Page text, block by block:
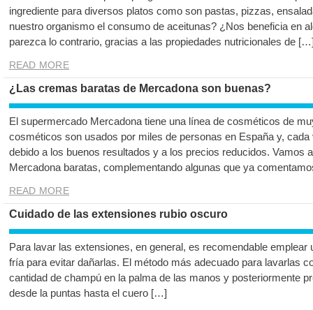
ingrediente para diversos platos como son pastas, pizzas,
nuestro organismo el consumo de aceitunas? ¿Nos beneficia en
parezca lo contrario, gracias a las propiedades nutricionales de
READ MORE
¿Las cremas baratas de Mercadona son buenas?
El supermercado Mercadona tiene una línea de cosméticos de
cosméticos son usados por miles de personas en España y,
debido a los buenos resultados y a los precios reducidos. Vamos
Mercadona baratas, complementando algunas que ya
READ MORE
Cuidado de las extensiones rubio oscuro
Para lavar las extensiones, en general, es recomendable
fría para evitar dañarlas. El método más adecuado para lavarlas
cantidad de champú en la palma de las manos y posteriormente
desde la puntas hasta el cuero […]